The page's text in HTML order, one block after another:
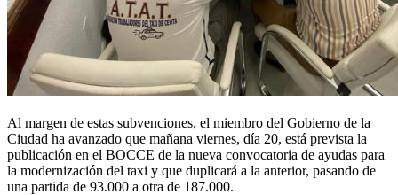
Al margen de estas subvenciones, el miembro del Gobierno de la
Ciudad ha avanzado que mañana viernes, día 20, está prevista la
publicación en el BOCCE de la nueva convocatoria de ayudas para
la modernización del taxi y que duplicará a la anterior, pasando de
una partida de 93.000 a otra de 187.000.